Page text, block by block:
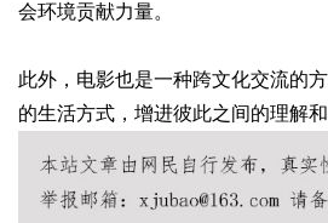
会环境贡献力量。
此外，电影也是一种跨文化交流的
的生活方式，增进彼此之间的理解